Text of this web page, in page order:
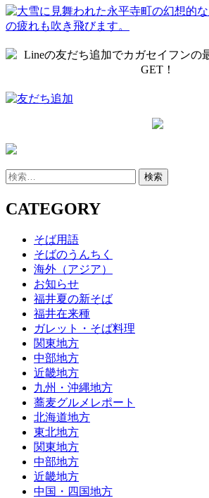
検
CATEGORY
そば用語
そばのうんちく
海外（アジア）
お知らせ
福井夏の新そば
福井在来種
ガレット・そば料理
関東地方
中部地方
近畿地方
九州・沖縄地方
蕎麦グルメレポート
北海道地方
東北地方
関東地方
中部地方
近畿地方
中国・四国地方